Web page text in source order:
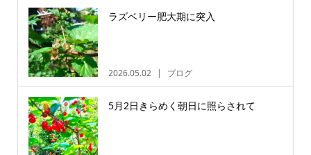
ラズベリー肥大期に突入
2026.05.02 ブログ
5月2日きらめく朝日に照らされて